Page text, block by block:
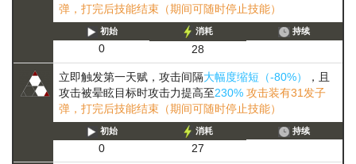
弹，打完后技能结束（期间可随时停止技能）
初始
0
消耗
28
持续
立即触发第一天赋，攻击间隔大幅度缩短（-80%）
，且
攻击被晕眩目标时攻击力提高至230% 攻击装有31发子
弹，打完后技能结束（期间可随时停止技能）
初始
0
消耗
27
持续